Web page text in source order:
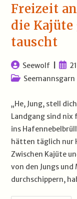
Freizeit
die Kajüte
tauscht
Beitrags-
Autor:
Seewolf
Beitrags-
Seemannsgarn
„He, Jung, stell
Landgang sind nix
ins
hätten täglich nur
Zwischen Kajüte
von den Jungs
durchschippern,